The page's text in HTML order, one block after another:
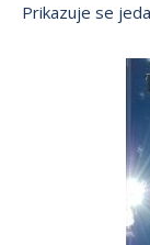
Prikazuje se